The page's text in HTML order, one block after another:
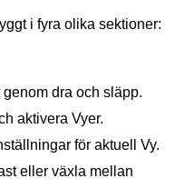
i fyra olika sektioner:
dra och släpp.
aktivera Vyer.
för aktuell Vy.
eller växla mellan